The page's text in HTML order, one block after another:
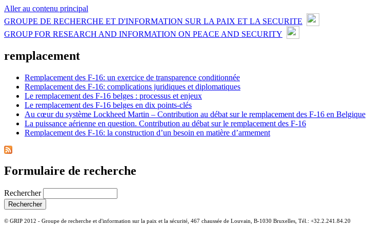
Aller au contenu principal
GROUPE DE RECHERCHE ET D'INFORMATION SUR LA PAIX ET LA SECURITE
GROUP FOR RESEARCH AND INFORMATION ON PEACE AND SECURITY
remplacement
Remplacement des F-16: un exercice de transparence conditionnée
Remplacement des F-16: complications juridiques et diplomatiques
Le remplacement des F-16 belges : processus et enjeux
Le remplacement des F-16 belges en dix points-clés
Au cœur du système Lockheed Martin – Contribution au débat sur le remplacement des F-16 en Belgique
La puissance aérienne en question. Contribution au débat sur le remplacement des F-16
Remplacement des F-16: la construction d’un besoin en matière d’armement
Formulaire de recherche
Rechercher
© GRIP 2012 - Groupe de recherche et d'information sur la paix et la sécurité, 467 chaussée de Louvain, B-1030 Bruxelles, Tél.: +32.2.241.84.20